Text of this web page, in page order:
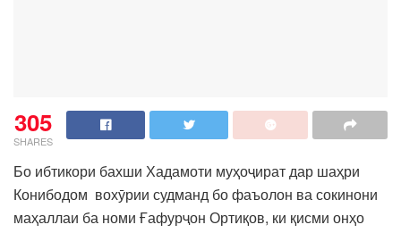
305
SHARES
Бо ибтикори бахши Хадамоти муҳоҷират дар шаҳри
Конибодом вохӯрии судманд бо фаъолон ва сокинони
маҳаллаи ба номи Ғафурҷон Ортиқов, ки қисми онҳо